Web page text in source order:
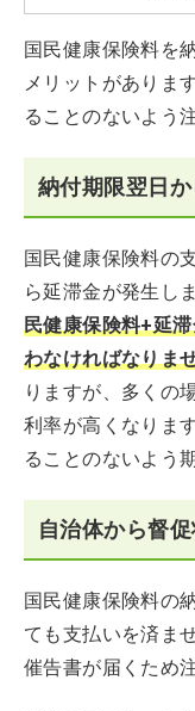
国民健康保険料を
メリットがありま
ることのないよう
納付期限翌日
国民健康保険料の
ら延滞金が発生し
民健康保険料+延
わなければなりま
りますが、多くの
利率が高くなりま
ることのないよう
自治体から督
国民健康保険料の
ても支払いを済ま
催告書が届くため